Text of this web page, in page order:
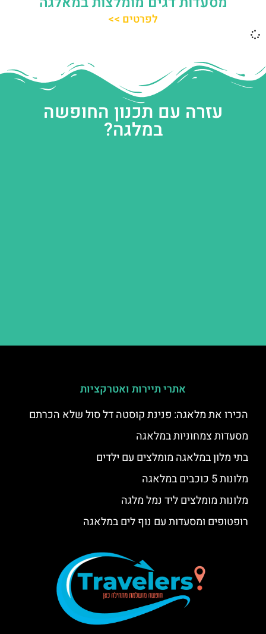
לפרטים >>
עזרה עם תכנון החופשה
במלגה?
אתרי תיירות ואטרקציות
הכירו את מלאגה: פנינת קוסטה דל סול שלא הכרתם
מסעדות צמחוניות במלאגה
בתי מלון במלאגה מומלצים עם ילדים
מלונות 5 כוכבים במלאגה
מלונות מומלצים ליד נמל מלגה
רופטופים ומסעדות עם נוף לים במלאגה